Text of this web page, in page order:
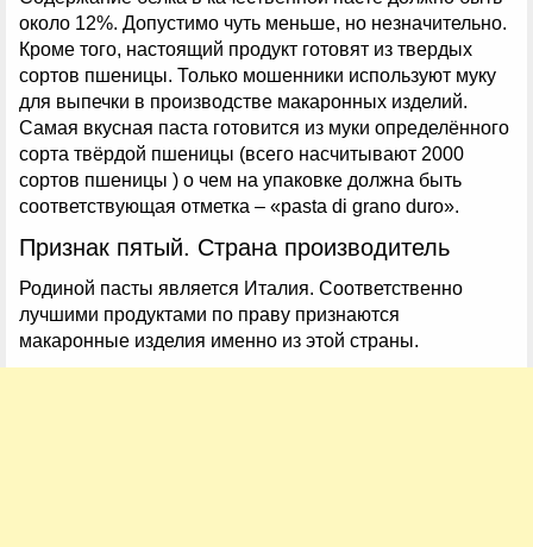
около 12%. Допустимо чуть меньше, но незначительно.
Кроме того, настоящий продукт готовят из твердых
сортов пшеницы. Только мошенники используют муку
для выпечки в производстве макаронных изделий.
Самая вкусная паста готовится из муки определённого
сорта твёрдой пшеницы (всего насчитывают 2000
сортов пшеницы ) о чем на упаковке должна быть
соответствующая отметка – «pasta di grano duro».
Признак пятый. Страна производитель
Родиной пасты является Италия. Соответственно
лучшими продуктами по праву признаются
макаронные изделия именно из этой страны.